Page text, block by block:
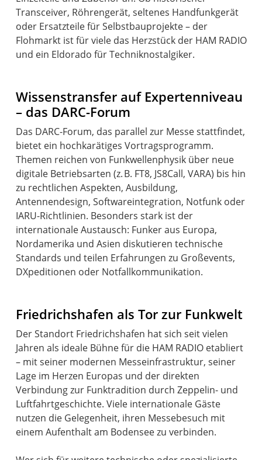
Transceiver, Röhrengerät, seltenes Handfunkgerät
oder Ersatzteile für Selbstbauprojekte – der
Flohmarkt ist für viele das Herzstück der HAM RADIO
Wissenstransfer auf Expertenniveau
– das DARC-Forum
Das DARC-Forum, das parallel zur Messe stattfindet,
bietet ein hochkarätiges Vortragsprogramm.
Themen reichen von Funkwellenphysik über neue
digitale Betriebsarten (z. B. FT8, JS8Call, VARA) bis hin
zu rechtlichen Aspekten, Ausbildung,
Antennendesign, Softwareintegration, Notfunk oder
IARU-Richtlinien. Besonders stark ist der
internationale Austausch: Funker aus Europa,
Nordamerika und Asien diskutieren technische
Standards und teilen Erfahrungen zu Großevents,
Friedrichshafen als Tor zur Funkwelt
Der Standort Friedrichshafen hat sich seit vielen
Jahren als ideale Bühne für die HAM RADIO etabliert
– mit seiner modernen Messeinfrastruktur, seiner
Lage im Herzen Europas und der direkten
Verbindung zur Funktradition durch Zeppelin- und
Luftfahrtgeschichte. Viele internationale Gäste
nutzen die Gelegenheit, ihren Messebesuch mit
einem Aufenthalt am Bodensee zu verbinden.